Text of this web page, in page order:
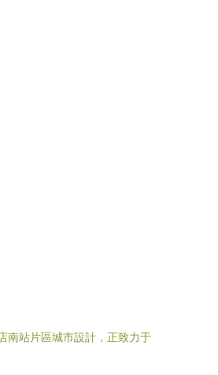
南站片區城市設計，正致力于